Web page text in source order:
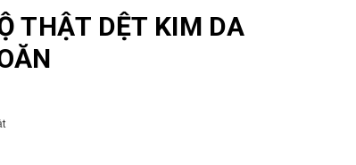
THẬT DỆT KIM DA